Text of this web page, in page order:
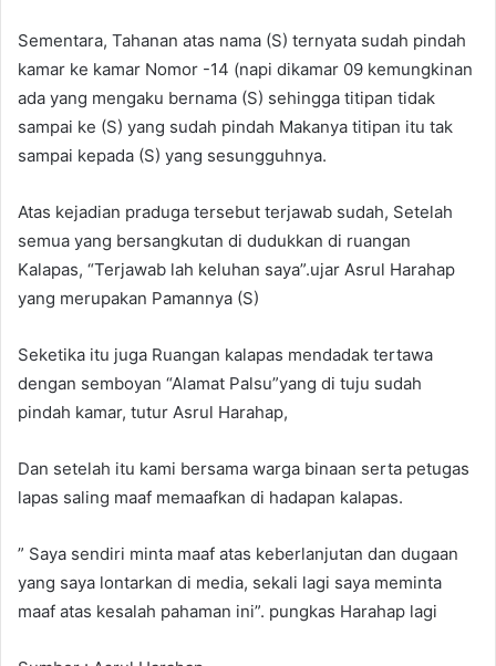
Sementara, Tahanan atas nama (S) ternyata sudah pindah
kamar ke kamar Nomor -14 (napi dikamar 09 kemungkinan
ada yang mengaku bernama (S) sehingga titipan tidak
sampai ke (S) yang sudah pindah Makanya titipan itu tak
sampai kepada (S) yang sesungguhnya.
Atas kejadian praduga tersebut terjawab sudah, Setelah
semua yang bersangkutan di dudukkan di ruangan
Kalapas, “Terjawab lah keluhan saya”.ujar Asrul Harahap
yang merupakan Pamannya (S)
Seketika itu juga Ruangan kalapas mendadak tertawa
dengan semboyan “Alamat Palsu”yang di tuju sudah
pindah kamar, tutur Asrul Harahap,
Dan setelah itu kami bersama warga binaan serta petugas
lapas saling maaf memaafkan di hadapan kalapas.
” Saya sendiri minta maaf atas keberlanjutan dan dugaan
yang saya lontarkan di media, sekali lagi saya meminta
maaf atas kesalah pahaman ini”. pungkas Harahap lagi